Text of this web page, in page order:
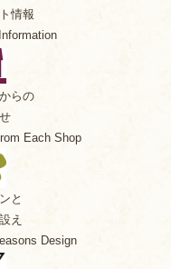
情報
らの
Each Shop
と
え
Design